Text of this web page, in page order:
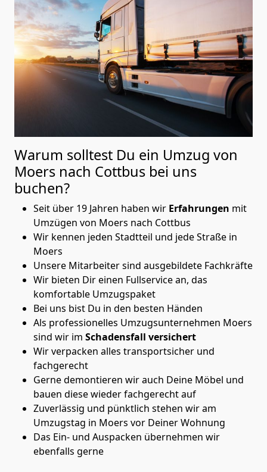
Warum solltest Du ein Umzug von
Moers nach Cottbus bei uns
buchen?
Seit über 19 Jahren haben wir Erfahrungen mit
Umzügen von Moers nach Cottbus
Wir kennen jeden Stadtteil und jede Straße in
Moers
Unsere Mitarbeiter sind ausgebildete Fachkräfte
Wir bieten Dir einen Fullservice an, das
komfortable Umzugspaket
Bei uns bist Du in den besten Händen
Als professionelles Umzugsunternehmen Moers
sind wir im Schadensfall versichert
Wir verpacken alles transportsicher und
fachgerecht
Gerne demontieren wir auch Deine Möbel und
bauen diese wieder fachgerecht auf
Zuverlässig und pünktlich stehen wir am
Umzugstag in Moers vor Deiner Wohnung
Das Ein- und Auspacken übernehmen wir
ebenfalls gerne